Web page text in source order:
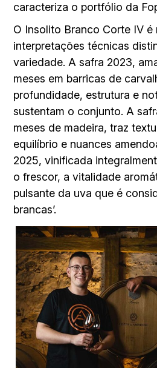
caracteriza o portfólio da
O Insolito Branco Corte IV é
interpretações técnicas
variedade. A safra 2023,
meses em barricas de
profundidade, estrutura e
sustentam o conjunto. A
meses de madeira, traz
equilíbrio e nuances
2025, vinificada
o frescor, a vitalidade
pulsante da uva que é
brancas’.